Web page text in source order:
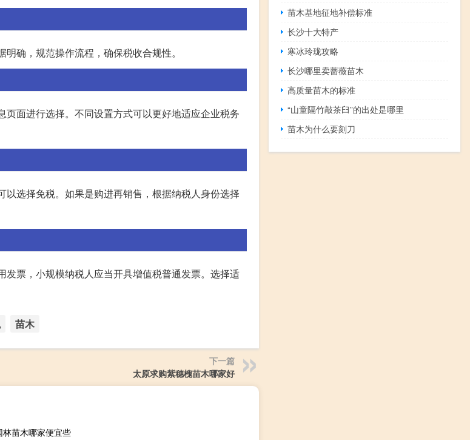
确，规范操作流程，确保税收合规性。
面进行选择。不同设置方式可以更好地适应企业税务
选择免税。如果是购进再销售，根据纳税人身份选择
票，小规模纳税人应当开具增值税普通发票。选择适
苗木
下一篇
太原求购紫穗槐苗木哪家好
林苗木哪家便宜些
苗木基地征地补偿标准
长沙十大特产
寒冰玲珑攻略
长沙哪里卖蔷薇苗木
高质量苗木的标准
“山童隔竹敲茶臼”的出处是哪里
苗木为什么要刻刀